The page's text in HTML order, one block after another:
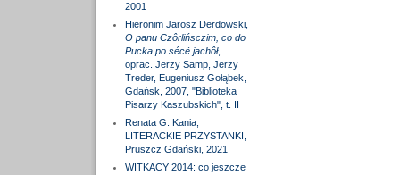
2001
Hieronim Jarosz Derdowski,
O panu Czôrlińsczim, co do
Pucka po sécë jachôł,
oprac. Jerzy Samp, Jerzy
Treder, Eugeniusz Gołąbek,
Gdańsk, 2007, "Biblioteka
Pisarzy Kaszubskich", t. II
Renata G. Kania,
LITERACKIE PRZYSTANKI,
Pruszcz Gdański, 2021
WITKACY 2014: co jeszcze